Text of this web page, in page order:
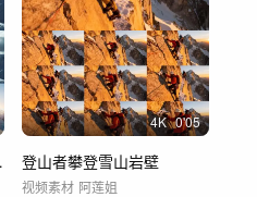
未来
4K 0'05
登山者攀登雪山岩壁
视频素材 阿莲姐